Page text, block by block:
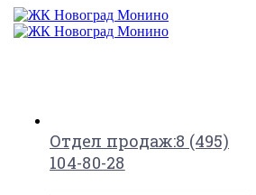
Отдел продаж:8 (495)
104-80-28